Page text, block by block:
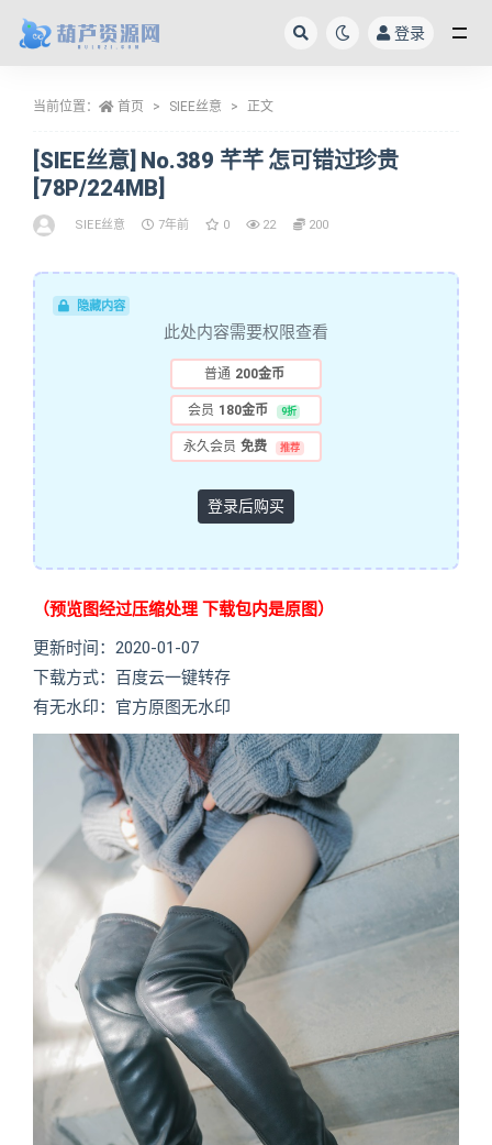
登录
当前位置： 首页 SIEE丝意 正文
[SIEE丝意] No.389 芊芊 怎可错过珍贵
[78P/224MB]
SIEE丝意 7年前 0 22 200
隐藏内容
此处内容需要权限查看
普通 200金币
会员 180金币 9折
永久会员 免费 推荐
登录后购买
（预览图经过压缩处理 下载包内是原图）
更新时间：2020-01-07
下载方式：百度云一键转存
有无水印：官方原图无水印